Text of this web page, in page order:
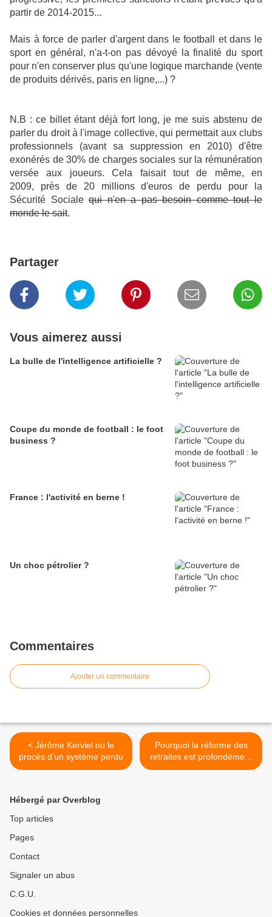
partir de 2014-2015...
Mais à force de parler d'argent dans le football et dans le
sport en général, n'a-t-on pas dévoyé la finalité du sport
pour n'en conserver plus qu'une logique marchande (vente
de produits dérivés, paris en ligne,...) ?
N.B : ce billet étant déjà fort long, je me suis abstenu de
parler du droit à l'image collective, qui permettait aux clubs
professionnels (avant sa suppression en 2010) d'être
exonérés de 30% de charges sociales sur la rémunération
versée aux joueurs. Cela faisait tout de même, en
2009, près de 20 millions d'euros de perdu pour la
Sécurité Socialequi n'en a pas besoin comme tout le
monde le sait.
Partager
Vous aimerez aussi
La bulle de l'intelligence artificielle ?
Coupe du monde de football : le foot
business ?
France : l'activité en berne !
Un choc pétrolier ?
Commentaires
Ajouter un commentaire
< Jérôme Kerviel ou le
procès d'un système perdu
Pourquoi la réforme des
retraites est profondément
injuste >
Hébergé par Overblog
Top articles
Pages
Contact
Signaler un abus
C.G.U.
Cookies et données personnelles